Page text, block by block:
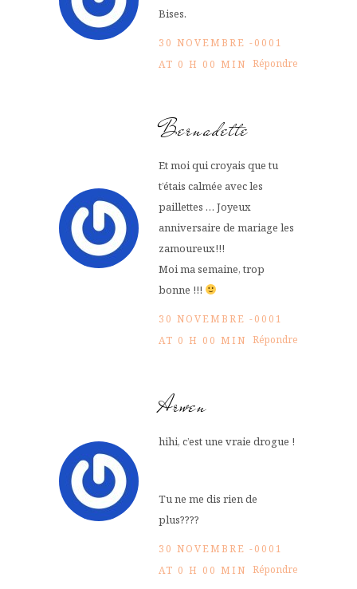
Bises.
30 NOVEMBRE -0001
AT 0 H 00 MIN Répondre
Bernadette
Et moi qui croyais que tu
t’étais calmée avec les
paillettes … Joyeux
anniversaire de mariage les
zamoureux!!!
Moi ma semaine, trop
bonne !!!
30 NOVEMBRE -0001
AT 0 H 00 MIN Répondre
Arwen
hihi, c’est une vraie drogue !
Tu ne me dis rien de
plus????
30 NOVEMBRE -0001
AT 0 H 00 MIN Répondre